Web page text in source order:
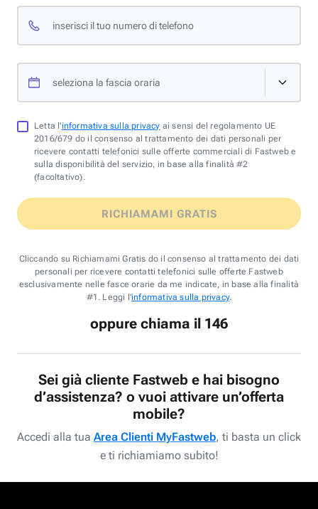
inserisci il tuo numero di telefono
seleziona la fascia oraria
Letta l'informativa sulla privacy ai sensi del regolamento UE
2016/679 do il consenso al trattamento dei dati personali per
ricevere contatti telefonici sulle offerte commerciali di Fastweb e
sulla disponibilità del servizio, in base alla finalità #2
(facoltativo).
RICHIAMAMI GRATIS
Cliccando su Richiamami Gratis do il consenso al trattamento dei dati
personali per ricevere contatti telefonici sulle offerte Fastweb
esclusivamente nelle fasce orarie da me indicate, in base alla finalità
#1. Leggi l'informativa sulla privacy.
oppure chiama il 146
Sei già cliente Fastweb e hai bisogno
d’assistenza? o vuoi attivare un’offerta
mobile?
Accedi alla tua Area Clienti MyFastweb, ti basta un click
e ti richiamiamo subito!